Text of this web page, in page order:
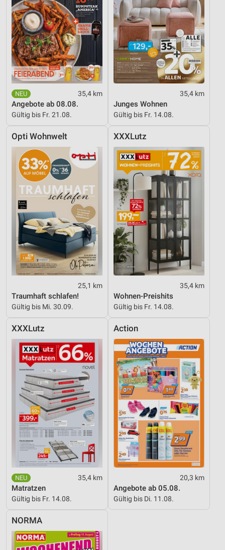
35,4 km
Angebote ab 08.08.
Gültig bis Fr. 21.08.
35,4 km
Junges Wohnen
Gültig bis Fr. 14.08.
Opti Wohnwelt
25,1 km
Traumhaft schlafen!
Gültig bis Mi. 30.09.
XXXLutz
35,4 km
Wohnen-Preishits
Gültig bis Fr. 14.08.
XXXLutz
35,4 km
Matratzen
Gültig bis Fr. 14.08.
Action
20,3 km
Angebote ab 05.08.
Gültig bis Di. 11.08.
NORMA